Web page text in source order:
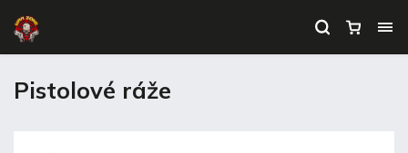
Pistolové ráže